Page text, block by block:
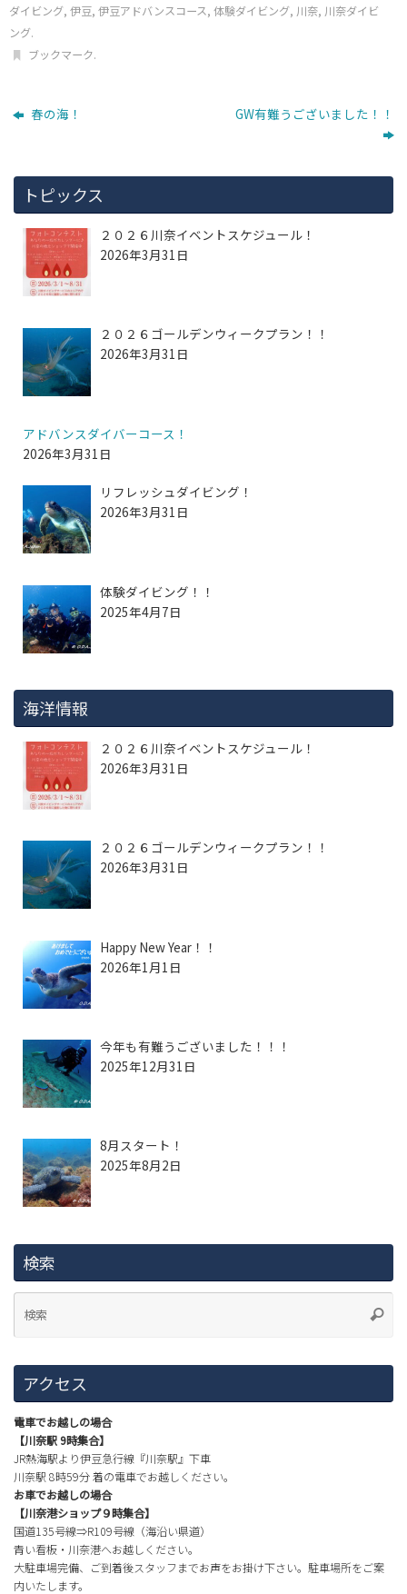
ダイビング, 伊豆, 伊豆アドバンスコース, 体験ダイビング, 川奈, 川奈ダイビ
ング.
ブックマーク.
春の海！ GW有難うございました！！
トピックス
２０２６川奈イベントスケジュール！
2026年3月31日
２０２６ゴールデンウィークプラン！！
2026年3月31日
アドバンスダイバーコース！
2026年3月31日
リフレッシュダイビング！
2026年3月31日
体験ダイビング！！
2025年4月7日
海洋情報
２０２６川奈イベントスケジュール！
2026年3月31日
２０２６ゴールデンウィークプラン！！
2026年3月31日
Happy New Year！！
2026年1月1日
今年も有難うございました！！！
2025年12月31日
8月スタート！
2025年8月2日
検索
アクセス
電車でお越しの場合
【川奈駅 9時集合】
JR熱海駅より伊豆急行線『川奈駅』下車
川奈駅 8時59分 着の電車でお越しください。
お車でお越しの場合
【川奈港ショップ９時集合】
国道135号線⇒R109号線（海沿い県道）
青い看板・川奈港へお越しください。
大駐車場完備、ご到着後スタッフまでお声をお掛け下さい。駐車場所をご案
内いたします。